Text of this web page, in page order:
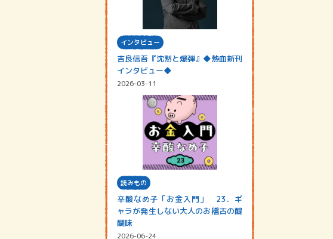
インタビュー
吉良信吾『沈黙と爆弾』◆熱血新刊
インタビュー◆
2026-03-11
読みもの
辛酸なめ子「お金入門」 23．ギ
ャラが発生しない大人のお稽古の醍
醐味
2026-06-24